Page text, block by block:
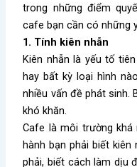
trong những điểm
cafe bạn cần có những
1. Tính kiên nhẫn
Kiên nhẫn là yếu tố
hay bất kỳ loại hình
nhiều vấn đề phát sinh.
khó khăn.
Cafe là môi trường
hành bạn phải biết kiên
phải, biết cách làm dịu